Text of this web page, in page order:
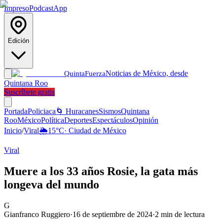
ImpresoPodcastApp
Edición
QuintaFuerzaNoticias de México, desde
Quintana Roo
Suscríbete gratis
PortadaPoliciaca 🌀 HuracanesSismosQuintana
RooMéxicoPolíticaDeportesEspectáculosOpinión
Inicio/Viral🌦️15°C· Ciudad de México
Viral
Muere a los 33 años Rosie, la gata más
longeva del mundo
G
Gianfranco Ruggiero·16 de septiembre de 2024·2 min de lectura